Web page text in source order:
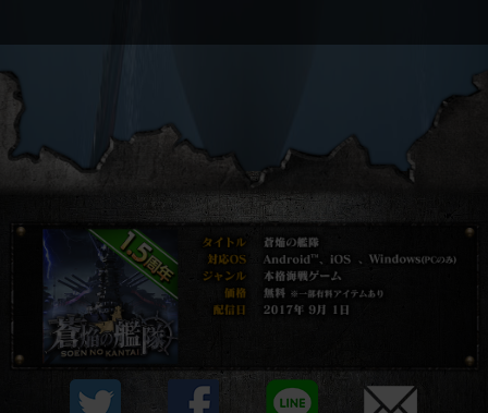
プライバシーポリシー
他社モジュール等について
資金決済法に基づく表示